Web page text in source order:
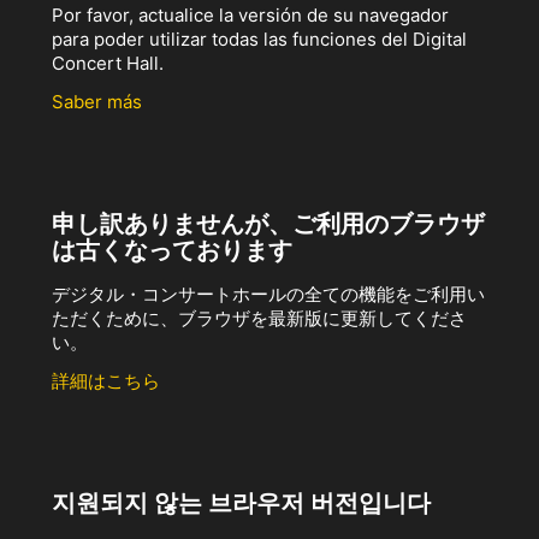
Por favor, actualice la versión de su navegador
para poder utilizar todas las funciones del Digital
Concert Hall.
Saber más
申し訳ありませんが、ご利用のブラウザ
は古くなっております
デジタル・コンサートホールの全ての機能をご利用い
ただくために、ブラウザを最新版に更新してくださ
い。
詳細はこちら
지원되지 않는 브라우저 버전입니다